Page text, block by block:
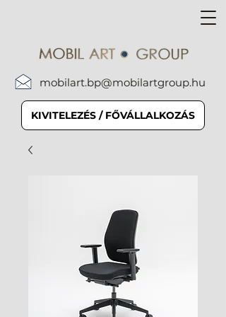
mobilart.bp@mobilartgroup.hu
KIVITELEZÉS / FŐVÁLLALKOZÁS